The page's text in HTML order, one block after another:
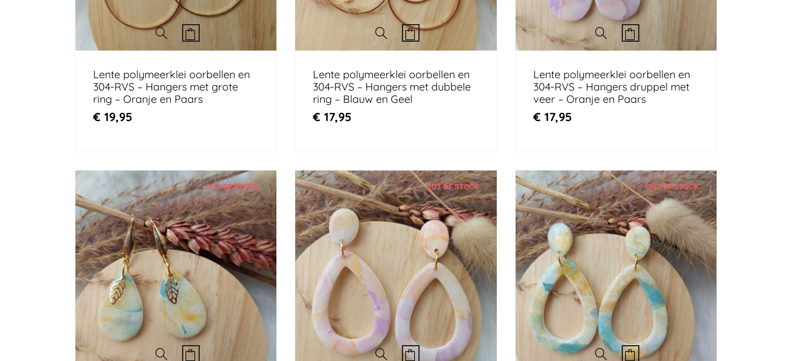
Lente polymeerklei oorbellen en
304-RVS – Hangers met grote
ring – Oranje en Paars
€ 19,95
Lente polymeerklei oorbellen en
304-RVS – Hangers met dubbele
ring – Blauw en Geel
€ 17,95
Lente polymeerklei oorbellen en
304-RVS – Hangers druppel met
veer – Oranje en Paars
€ 17,95
OUT OF STOCK OUT OF STOCK OUT OF STOCK